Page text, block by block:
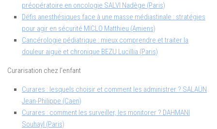
préopératoire en oncologie SALVI Nadège (Paris)
Défis anesthésiques face à une masse médiastinale : stratégies
pour agir en sécurité MICLO Matthieu (Amiens)
Cancérologie pédiatrique : mieux comprendre et traiter la
douleur aiguë et chronique BEZU Lucillia (Paris)
Curarisation chez l’enfant
Curares : lesquels choisir et comment les administrer ? SALAÜN
Jean-Philippe (Caen)
Curares : comment les surveiller, les monitorer ? DAHMANI
Souhayl (Paris)